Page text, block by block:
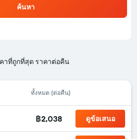
ค้นหา
าที่ถูกที่สุด ราคาต่อคืน
ทั้งหมด (ต่อคืน)
฿2,038 ดูข้อเสนอ